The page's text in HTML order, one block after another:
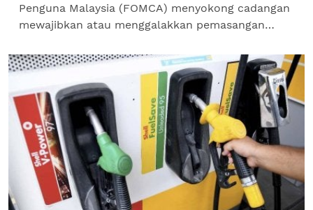
Penguna Malaysia (FOMCA) menyokong cadangan
mewajibkan atau menggalakkan pemasangan
kenderaan persendirian.Ketua...